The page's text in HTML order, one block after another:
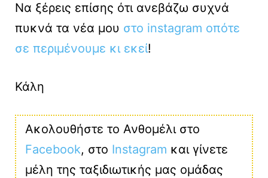
Να ξέρεις επίσης ότι ανεβάζω συχνά
πυκνά τα νέα μου στο instagram οπότε
σε περιμένουμε κι εκεί!
Κάλη
Ακολουθήστε το Ανθομέλι στο
Facebook, στο Instagram και γίνετε
μέλη της ταξιδιωτικής μας ομάδας